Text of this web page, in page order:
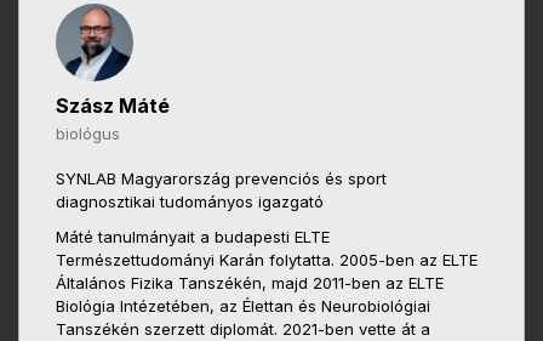
Szász Máté
biológus
SYNLAB Magyarország prevenciós és sport
diagnosztikai tudományos igazgató
Máté tanulmányait a budapesti ELTE
Természettudományi Karán folytatta. 2005-ben az ELTE
Általános Fizika Tanszékén, majd 2011-ben az ELTE
Biológia Intézetében, az Élettan és Neurobiológiai
Tanszékén szerzett diplomát. 2021-ben vette át a